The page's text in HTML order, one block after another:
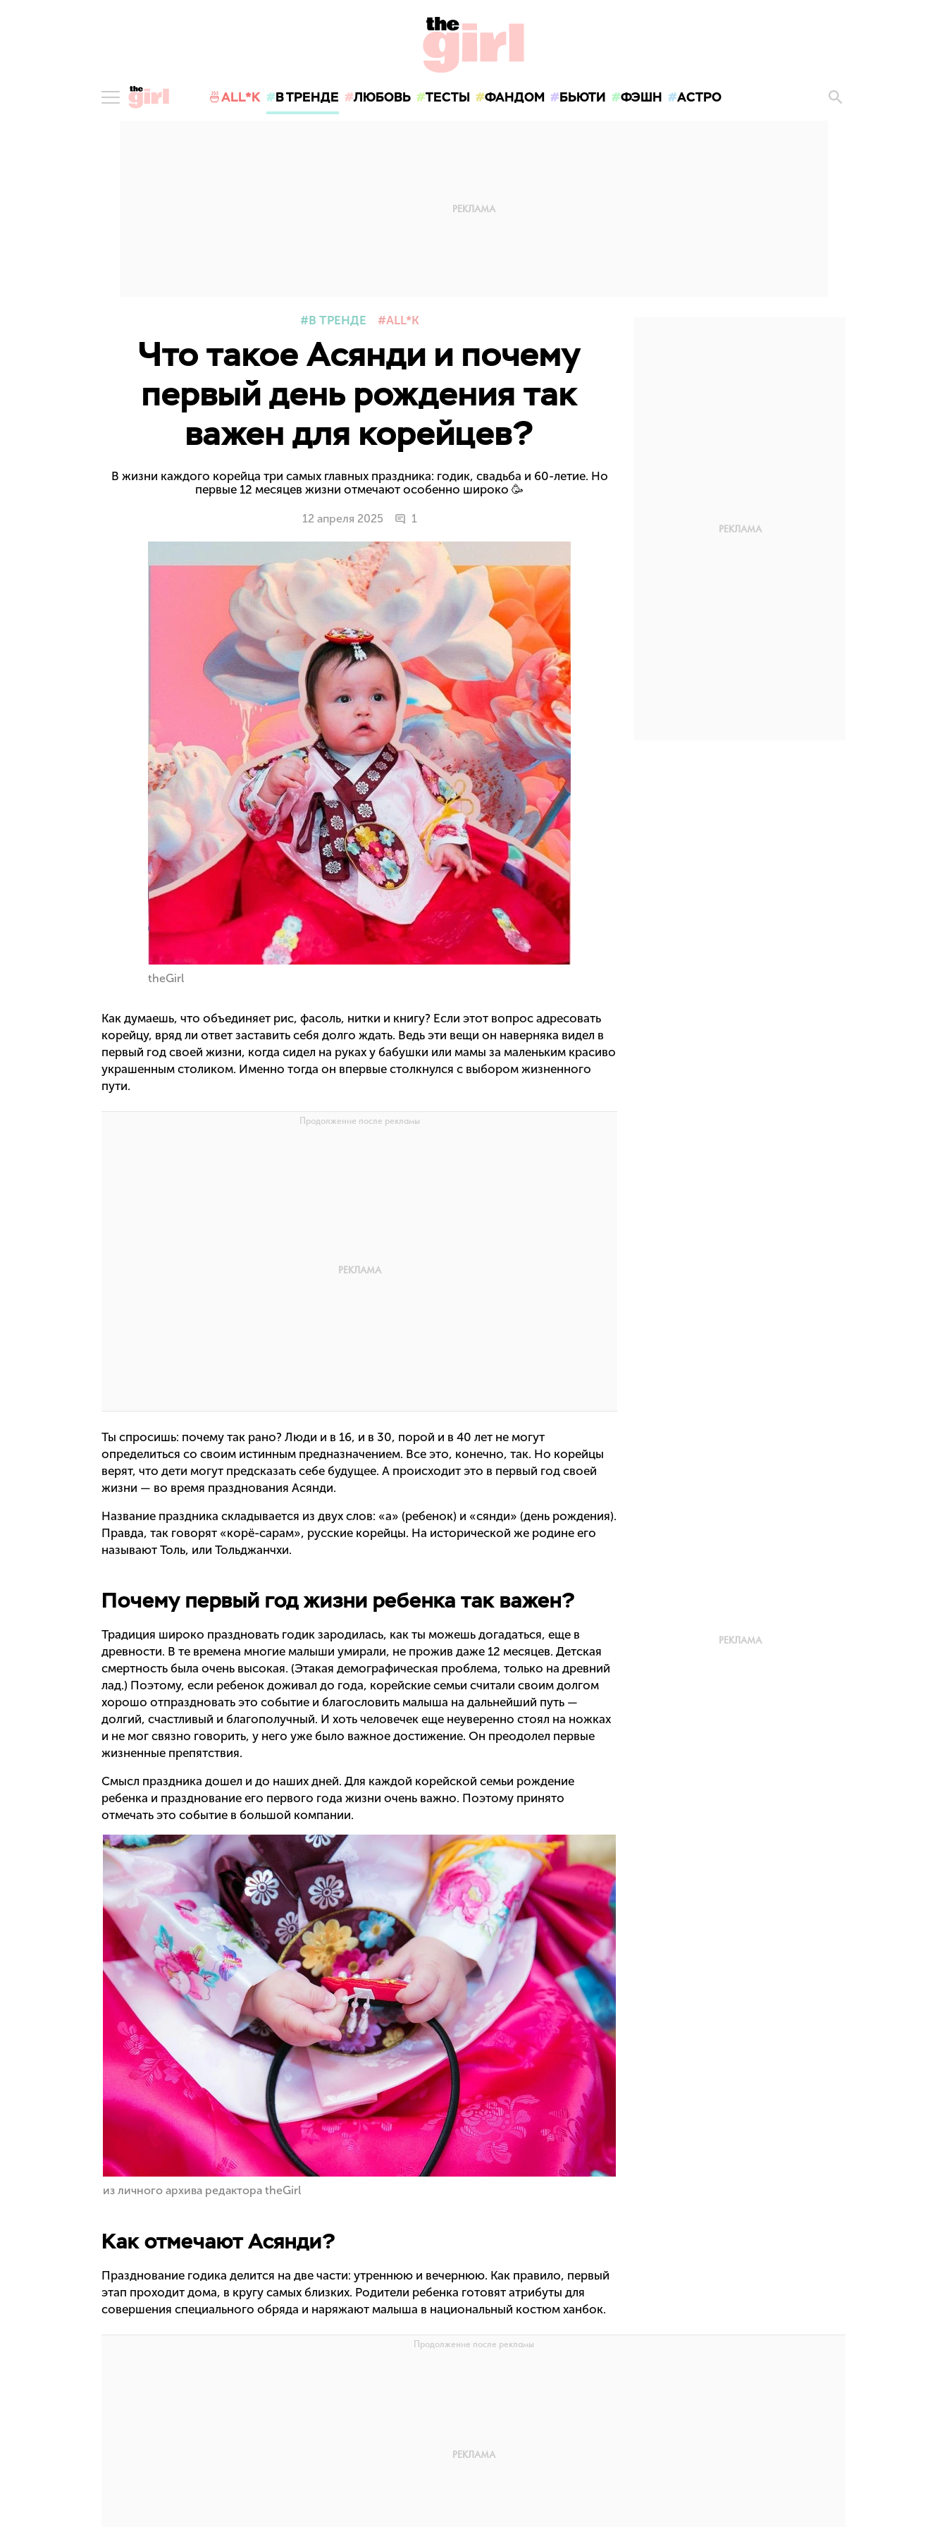
🍜ALL*K В ТРЕНДЕ ЛЮБОВЬ ТЕСТЫ ФАНДОМ БЬЮТИ ФЭШН АСТРО
В ТРЕНДЕ ALL*K
Что такое Асянди и почему
первый день рождения так
важен для корейцев?
В жизни каждого корейца три самых главных праздника: годик, свадьба и 60-летие. Но
первые 12 месяцев жизни отмечают особенно широко 🥳
12 апреля 2025 1
theGirl
Как думаешь, что объединяет рис, фасоль, нитки и книгу? Если этот вопрос адресовать
корейцу, вряд ли ответ заставить себя долго ждать. Ведь эти вещи он наверняка видел в
первый год своей жизни, когда сидел на руках у бабушки или мамы за маленьким красиво
украшенным столиком. Именно тогда он впервые столкнулся с выбором жизненного
пути.
Ты спросишь: почему так рано? Люди и в 16, и в 30, порой и в 40 лет не могут
определиться со своим истинным предназначением. Все это, конечно, так. Но корейцы
верят, что дети могут предсказать себе будущее. А происходит это в первый год своей
жизни — во время празднования Асянди.
Название праздника складывается из двух слов: «а» (ребенок) и «сянди» (день рождения).
Правда, так говорят «корё-сарам», русские корейцы. На исторической же родине его
называют Толь, или Тольджанчхи.
Почему первый год жизни ребенка так важен?
Традиция широко праздновать годик зародилась, как ты можешь догадаться, еще в
древности. В те времена многие малыши умирали, не прожив даже 12 месяцев. Детская
смертность была очень высокая. (Этакая демографическая проблема, только на древний
лад.) Поэтому, если ребенок доживал до года, корейские семьи считали своим долгом
хорошо отпраздновать это событие и благословить малыша на дальнейший путь —
долгий, счастливый и благополучный. И хоть человечек еще неуверенно стоял на ножках
и не мог связно говорить, у него уже было важное достижение. Он преодолел первые
жизненные препятствия.
Смысл праздника дошел и до наших дней. Для каждой корейской семьи рождение
ребенка и празднование его первого года жизни очень важно. Поэтому принято
отмечать это событие в большой компании.
из личного архива редактора theGirl
Как отмечают Асянди?
Празднование годика делится на две части: утреннюю и вечернюю. Как правило, первый
этап проходит дома, в кругу самых близких. Родители ребенка готовят атрибуты для
совершения специального обряда и наряжают малыша в национальный костюм ханбок.